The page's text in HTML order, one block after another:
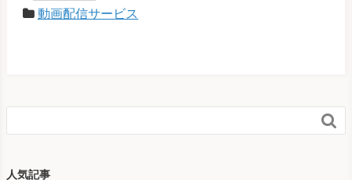
動画配信サービス

人気記事